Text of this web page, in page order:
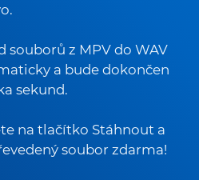
souborů z MPV do WAV
a bude dokončen
sekund.
na tlačítko Stáhnout a
soubor zdarma!